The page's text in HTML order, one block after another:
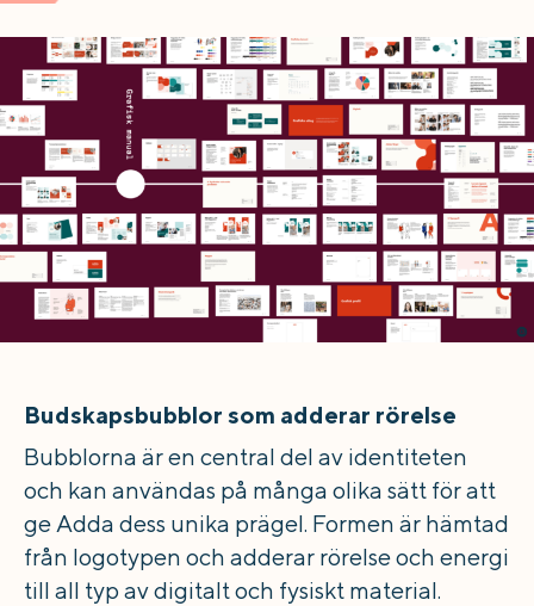
Budskapsbubblor som adderar rörelse
Bubblorna är en central del av identiteten
och kan användas på många olika sätt för att
ge Adda dess unika prägel. Formen är hämtad
från logotypen och adderar rörelse och energi
till all typ av digitalt och fysiskt material.